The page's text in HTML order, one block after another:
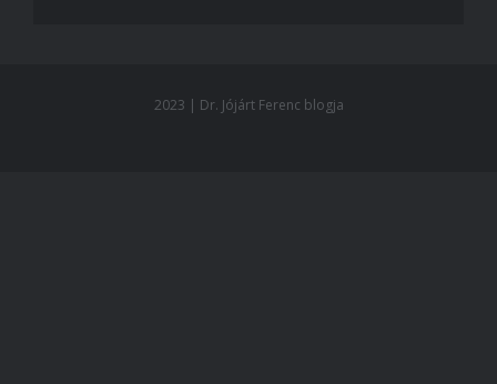
2023 | Dr. Jójárt Ferenc blogja